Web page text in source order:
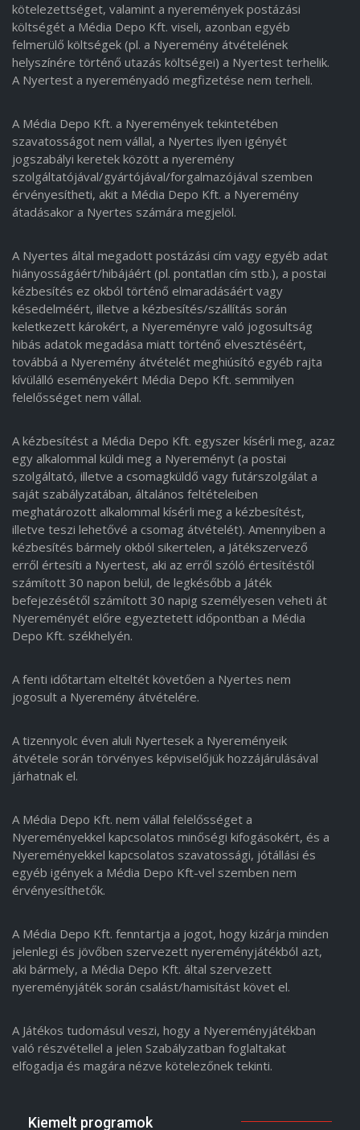
kötelezettséget, valamint a nyeremények postázási
költségét a Média Depo Kft. viseli, azonban egyéb
felmerülő költségek (pl. a Nyeremény átvételének
helyszínére történő utazás költségei) a Nyertest terhelik.
A Nyertest a nyereményadó megfizetése nem terheli.
A Média Depo Kft. a Nyeremények tekintetében
szavatosságot nem vállal, a Nyertes ilyen igényét
jogszabályi keretek között a nyeremény
szolgáltatójával/gyártójával/forgalmazójával szemben
érvényesítheti, akit a Média Depo Kft. a Nyeremény
átadásakor a Nyertes számára megjelöl.
A Nyertes által megadott postázási cím vagy egyéb adat
hiányosságáért/hibájáért (pl. pontatlan cím stb.), a postai
kézbesítés ez okból történő elmaradásáért vagy
késedelméért, illetve a kézbesítés/szállítás során
keletkezett károkért, a Nyereményre való jogosultság
hibás adatok megadása miatt történő elvesztéséért,
továbbá a Nyeremény átvételét meghiúsító egyéb rajta
kívülálló eseményekért Média Depo Kft. semmilyen
felelősséget nem vállal.
A kézbesítést a Média Depo Kft. egyszer kísérli meg, azaz
egy alkalommal küldi meg a Nyereményt (a postai
szolgáltató, illetve a csomagküldő vagy futárszolgálat a
saját szabályzatában, általános feltételeiben
meghatározott alkalommal kísérli meg a kézbesítést,
illetve teszi lehetővé a csomag átvételét). Amennyiben a
kézbesítés bármely okból sikertelen, a Játékszervező
erről értesíti a Nyertest, aki az erről szóló értesítéstől
számított 30 napon belül, de legkésőbb a Játék
befejezésétől számított 30 napig személyesen veheti át
Nyereményét előre egyeztetett időpontban a Média
Depo Kft. székhelyén.
A fenti időtartam elteltét követően a Nyertes nem
jogosult a Nyeremény átvételére.
A tizennyolc éven aluli Nyertesek a Nyereményeik
átvétele során törvényes képviselőjük hozzájárulásával
járhatnak el.
A Média Depo Kft. nem vállal felelősséget a
Nyereményekkel kapcsolatos minőségi kifogásokért, és a
Nyereményekkel kapcsolatos szavatossági, jótállási és
egyéb igények a Média Depo Kft-vel szemben nem
érvényesíthetők.
A Média Depo Kft. fenntartja a jogot, hogy kizárja minden
jelenlegi és jövőben szervezett nyereményjátékból azt,
aki bármely, a Média Depo Kft. által szervezett
nyereményjáték során csalást/hamisítást követ el.
A Játékos tudomásul veszi, hogy a Nyereményjátékban
való részvétellel a jelen Szabályzatban foglaltakat
elfogadja és magára nézve kötelezőnek tekinti.
Kiemelt programok